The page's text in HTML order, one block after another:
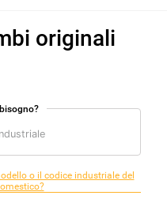
originali
o il codice industriale del